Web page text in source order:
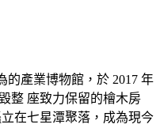
的產業博物館，於 2017 年
整 座致力保留的檜木房
在七星潭聚落，成為現今